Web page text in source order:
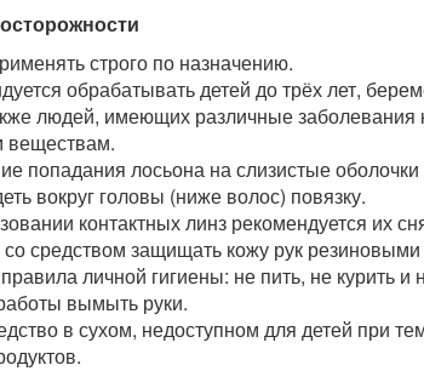
строго по назначению.
обрабатывать детей до трёх лет,
людей, имеющих различные заболевания
веществам.
попадания лосьона на слизистые
вокруг головы (ниже волос) повязку.
контактных линз рекомендуется их
средством защищать кожу рук резиновыми
личной гигиены: не пить, не курить
вымыть руки.
в сухом, недоступном для детей при